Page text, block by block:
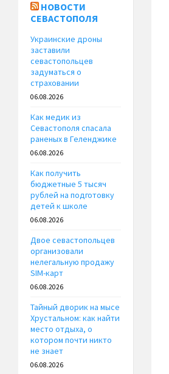
НОВОСТИ
СЕВАСТОПОЛЯ
Украинские дроны
заставили
севастопольцев
задуматься о
страховании
06.08.2026
Как медик из
Севастополя спасала
раненых в Геленджике
06.08.2026
Как получить
бюджетные 5 тысяч
рублей на подготовку
детей к школе
06.08.2026
Двое севастопольцев
организовали
нелегальную продажу
SIM-карт
06.08.2026
Тайный дворик на мысе
Хрустальном: как найти
место отдыха, о
котором почти никто
не знает
06.08.2026